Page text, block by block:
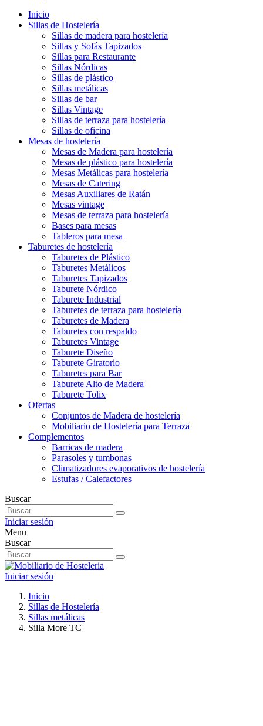
Inicio
Sillas de Hostelería
Sillas de madera para hostelería
Sillas y Sofás Tapizados
Sillas para Restaurante
Sillas Nórdicas
Sillas de plástico
Sillas metálicas
Sillas de bar
Sillas Vintage
Sillas de terraza para hostelería
Sillas de oficina
Mesas de hostelería
Mesas de Madera para hostelería
Mesas de plástico para hostelería
Mesas Metálicas para hostelería
Mesas de Catering
Mesas Auxiliares de Ratán
Mesas vintage
Mesas de terraza para hostelería
Bases para mesas
Tableros para mesa
Taburetes de hostelería
Taburetes de Plástico
Taburetes Metálicos
Taburetes Tapizados
Taburete Nórdico
Taburete Industrial
Taburetes de terraza para hostelería
Taburetes de Madera
Taburetes con respaldo
Taburetes Vintage
Taburete Diseño
Taburete Giratorio
Taburetes para Bar
Taburete Alto de Madera
Taburete Tolix
Ofertas
Conjuntos de Madera de hostelería
Mobiliario de Hostelería para Terraza
Complementos
Barricas de madera
Parasoles y tumbonas
Climatizadores evaporativos de hostelería
Estufas / Calefactores
Buscar
Iniciar sesión
Menu
Buscar
Iniciar sesión
Inicio
Sillas de Hostelería
Sillas metálicas
Silla More TC